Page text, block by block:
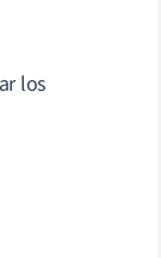
los